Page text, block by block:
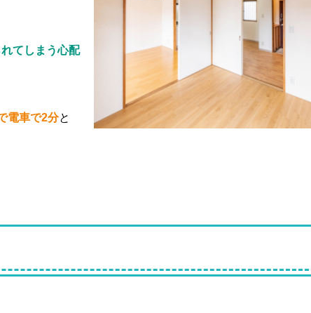
てしまう心配
電車で2分と